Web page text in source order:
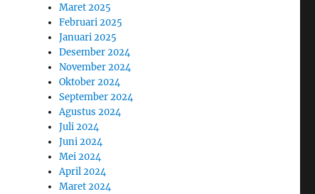
Maret 2025
Februari 2025
Januari 2025
Desember 2024
November 2024
Oktober 2024
September 2024
Agustus 2024
Juli 2024
Juni 2024
Mei 2024
April 2024
Maret 2024